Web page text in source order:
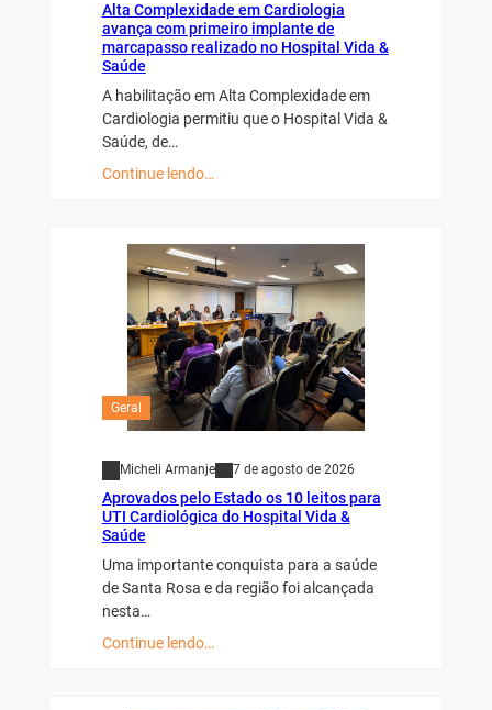
Alta Complexidade em Cardiologia
avança com primeiro implante de
marcapasso realizado no Hospital Vida &
Saúde
A habilitação em Alta Complexidade em
Cardiologia permitiu que o Hospital Vida &
Saúde, de…
Continue lendo…
Geral
Micheli Armanje 7 de agosto de 2026
Aprovados pelo Estado os 10 leitos para
UTI Cardiológica do Hospital Vida &
Saúde
Uma importante conquista para a saúde
de Santa Rosa e da região foi alcançada
nesta…
Continue lendo…